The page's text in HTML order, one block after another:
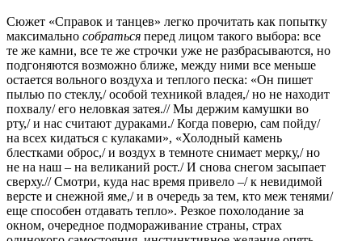
Сюжет «Справок и танцев» легко прочитать как попытку
максимально собраться перед лицом такого выбора: все
те же камни, все те же строчки уже не разбрасываются, но
подгоняются возможно ближе, между ними все меньше
остается вольного воздуха и теплого песка: «Он пишет
пылью по стеклу,/ особой техникой владея,/ но не находит
похвалу/ его неловкая затея.// Мы держим камушки во
рту,/ и нас считают дураками./ Когда поверю, сам пойду/
на всех кидаться с кулаками», «Холодный камень
блестками оброс,/ и воздух в темноте снимает мерку,/ но
не на наш – на великаний рост./ И снова снегом засыпает
сверху.// Смотри, куда нас время привело –/ к невидимой
версте и снежной яме,/ и в очередь за тем, кто меж тенями/
еще способен отдавать тепло». Резкое похолодание за
окном, очередное подмораживание страны, страх